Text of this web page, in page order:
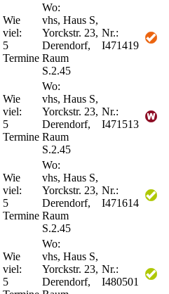
Wie
viel:
5
Termine
Wo:
vhs, Haus S,
Yorckstr. 23,
Derendorf,
Raum
S.2.45
Nr.:
I471419
Wie
viel:
5
Termine
Wo:
vhs, Haus S,
Yorckstr. 23,
Derendorf,
Raum
S.2.45
Nr.:
I471513
Wie
viel:
5
Termine
Wo:
vhs, Haus S,
Yorckstr. 23,
Derendorf,
Raum
S.2.45
Nr.:
I471614
Wie
viel:
5
Wo:
vhs, Haus S,
Yorckstr. 23,
Derendorf,
Nr.:
I480501